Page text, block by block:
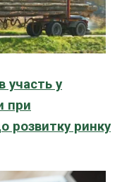
участь у
при
розвитку ринку